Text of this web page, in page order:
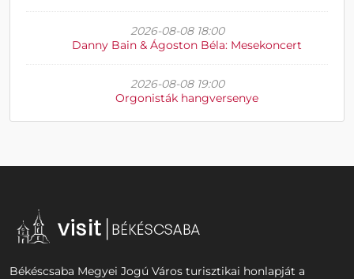
2026-08-08 18:00
Danny Bain & Ágoston Béla: Mesekoncert
2026-08-08 19:00
Orgonisták hangversenye
Békéscsaba Megyei Jogú Város turisztikai honlapját a